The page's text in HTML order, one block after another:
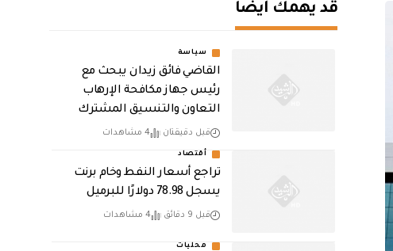
قد يهمك أيضا
سياسة
القاضي فائق زيدان يبحث مع
رئيس جهاز مكافحة الإرهاب
التعاون والتنسيق المشترك
قبل دقيقتان 4 مشاهدات
أقتصاد
تراجع أسعار النفط وخام برنت
يسجل 78.98 دولارًا للبرميل
قبل 9 دقائق 4 مشاهدات
محليات